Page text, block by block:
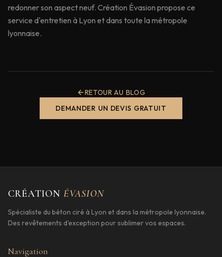
redonner son aspect neuf. Création Évasion propose ce
service d'entretien à Lyon et dans toute la métropole
lyonnaise.
RETOUR AU BLOG
DEMANDER UN DEVIS GRATUIT
CRÉATION ÉVASION
Spécialiste du béton ciré à Lyon et dans la métropole lyonnaise.
Des revêtements d'exception pour sublimer vos espaces.
Navigation